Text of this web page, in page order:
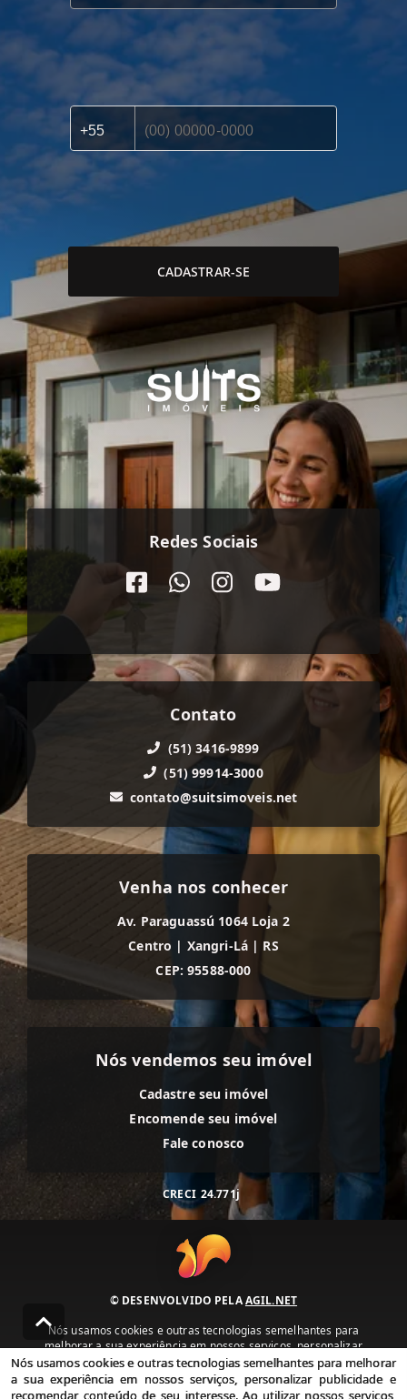
CADASTRAR-SE
Redes Sociais
Contato
(51) 3416-9899
(51) 99914-3000
contato@suitsimoveis.net
Venha nos conhecer
Av. Paraguassú 1064 Loja 2
Centro | Xangri-Lá | RS
CEP: 95588-000
Nós vendemos seu imóvel
Cadastre seu imóvel
Encomende seu imóvel
Fale conosco
CRECI 24.771j
© DESENVOLVIDO PELAAGIL.NET
Nós usamos cookies e outras tecnologias semelhantes para
melhorar a sua experiência em nossos serviços, personalizar
publicidade e recomendar conteúdo de seu interesse. Ao utilizar
nossos serviços, você concorda com nossa política de privacidade e
termos de uso.
Nós usamos cookies e outras tecnologias semelhantes para melhorar
a sua experiência em nossos serviços, personalizar publicidade e
recomendar conteúdo de seu interesse. Ao utilizar nossos serviços,